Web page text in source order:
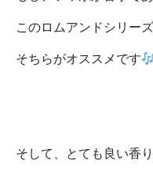
このロムアンドシリー
そちらがオススメです
そして、とても良い香